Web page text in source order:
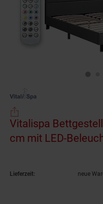
Vitalispa
cm mit LED-
Lieferzeit: neue